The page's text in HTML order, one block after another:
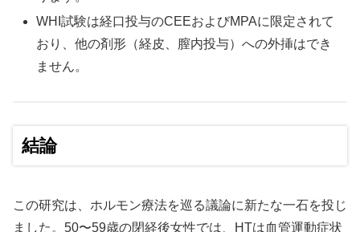
WHI試験は経口投与のCEEおよびMPAに限定されて
おり、他の剤形（経皮、膣内投与）への外挿はでき
ません。
結論
この研究は、ホルモン療法を巡る議論に新たな一石を投じ
ました。50〜59歳の閉経後女性では、HTは血管運動症状